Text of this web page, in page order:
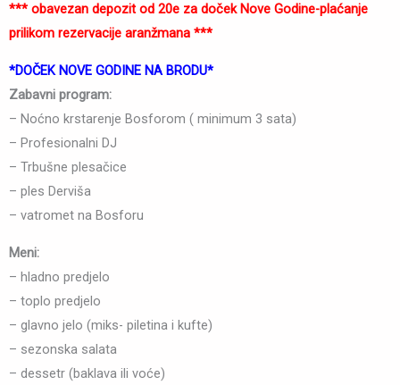
*** obavezan depozit od 20e za doček Nove Godine-plaćanje
prilikom rezervacije aranžmana ***
*DOČEK NOVE GODINE NA BRODU*
Zabavni program:
– Noćno krstarenje Bosforom ( minimum 3 sata)
– Profesionalni DJ
– Trbušne plesačice
– ples Derviša
– vatromet na Bosforu
Meni:
– hladno predjelo
– toplo predjelo
– glavno jelo (miks- piletina i kufte)
– sezonska salata
– dessetr (baklava ili voće)